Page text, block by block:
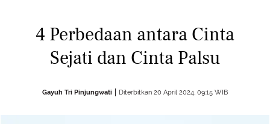
4 Perbedaan antara Cinta
Sejati dan Cinta Palsu
Gayuh Tri Pinjungwati Diterbitkan 20 April 2024, 09:15 WIB